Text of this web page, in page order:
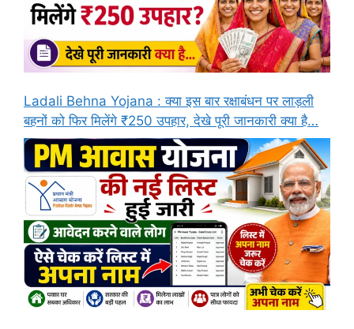
Ladali Behna Yojana : क्या इस बार रक्षाबंधन पर लाड़ली
बहनों को फिर मिलेंगे ₹250 उपहार, देखे पूरी जानकारी क्या है…